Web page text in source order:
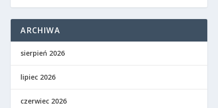
ARCHIWA
sierpień 2026
lipiec 2026
czerwiec 2026